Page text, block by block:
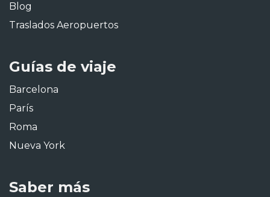
Blog
Traslados Aeropuertos
Guías de viaje
Barcelona
París
Roma
Nueva York
Saber más